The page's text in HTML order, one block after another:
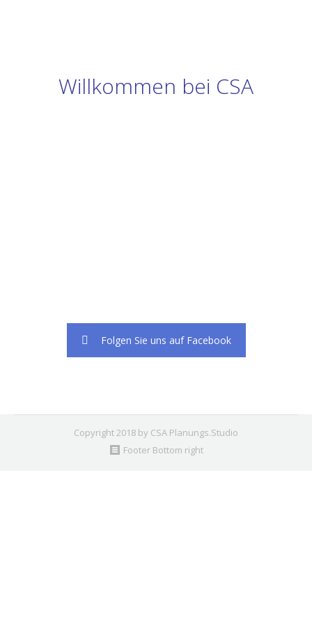
Willkommen bei CSA
Folgen Sie uns auf Facebook
Copyright 2018 by CSA Planungs.Studio
Footer Bottom right